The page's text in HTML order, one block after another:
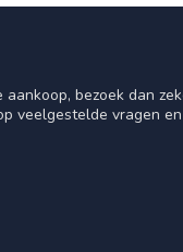
bezoek dan
veelgestelde vragen